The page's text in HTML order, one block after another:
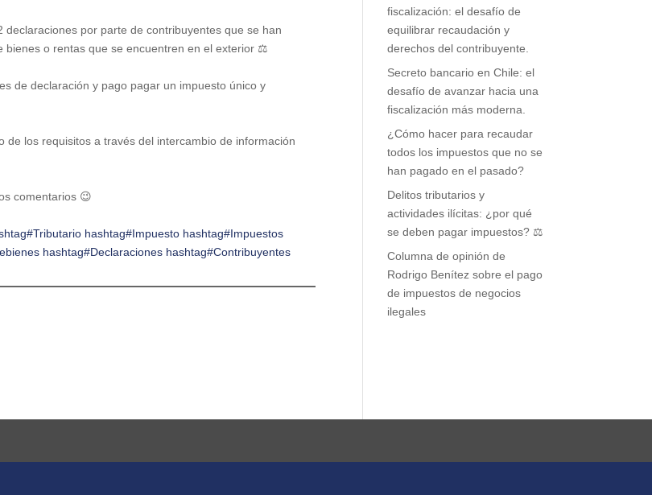
por parte de contribuyentes que se han
bienes o rentas que se encuentren en el exterior ⚖
de declaración y pago pagar un impuesto único y
los requisitos a través del intercambio de información
comentarios 😉
hashtag#Impuesto hashtag#Impuestos
hashtag#Declaraciones hashtag#Contribuyentes
fiscalización: el desafío de
equilibrar recaudación y
derechos del contribuyente.
Secreto bancario en Chile: el
desafío de avanzar hacia una
fiscalización más moderna.
¿Cómo hacer para recaudar
todos los impuestos que no se
han pagado en el pasado?
Delitos tributarios y
actividades ilícitas: ¿por qué
se deben pagar impuestos? ⚖️
Columna de opinión de
Rodrigo Benítez sobre el pago
de impuestos de negocios
ilegales